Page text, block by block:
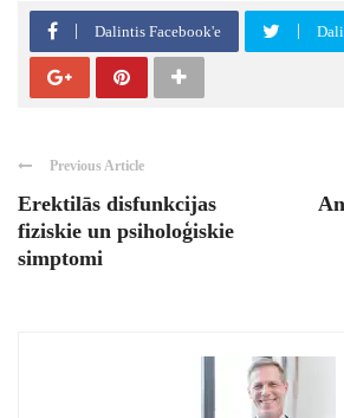
Dalintis Facebook'e
Previous Article
Erektilās disfunkcijas
fiziskie un psiholoģiskie
simptomi